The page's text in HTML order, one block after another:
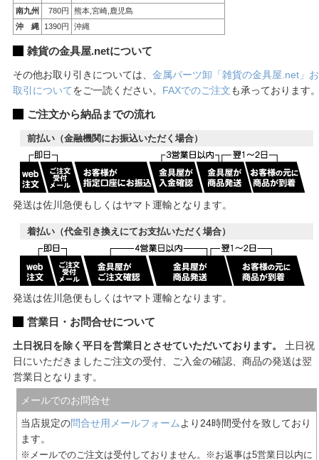
南九州
780円
熊本,宮崎,鹿児島
沖 縄
1390円 沖縄
雑貨の金具屋.netについて
その他お取り引きについては、 金属パーツ卸「雑貨の金具屋.net」お
取引についてをご一読ください。 FAXでのご注文も承っております
ご注文から納品までの流れ
前払い（金融機関にお振込いただく場合）
発送は佐川急便もしくはヤマト運輸となります。
着払い（代金引き換えにてお支払いただく場合）
発送は佐川急便もしくはヤマト運輸となります。
営業日・お問合せについて
土日祝日を除く平日を営業日とさせていただいております。
土日祝
日にいただきましたご注文の受付、ご入金の確認、商品の発送は翌
営業日となります。
メールでのお問合せ
当店規定の問合せ用メールフォーム より24時間受付を致しており
ます。
※メールでのご注文は受付しておりません。※お返事は5営業日以内に